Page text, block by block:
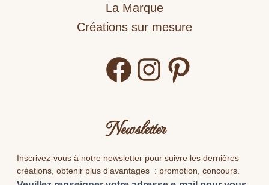
Newsletter
Inscrivez-vous à notre newsletter pour suivre les dernières
créations, obtenir plus d'avantages : promotion, concours.
La Marque
Créations sur mesure
FacebookInstagram